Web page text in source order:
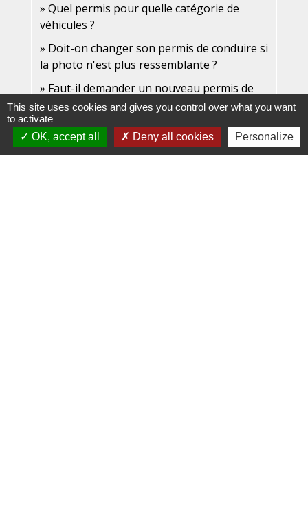
Quel permis pour quelle catégorie de
véhicules ?
Doit-on changer son permis de conduire si
la photo n'est plus ressemblante ?
Faut-il demander un nouveau permis de
conduire en cas de changement d'adresse ?
Et aussi
This site uses cookies and gives you control over what you want
to activate
OK, accept all
Deny all cookies Personalize